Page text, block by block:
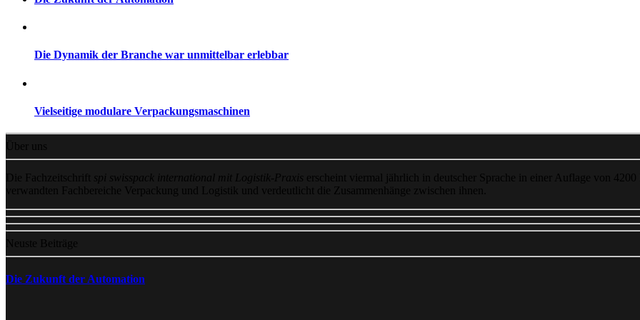
Die Dynamik der Branche war unmittelbar erlebbar
Vielseitige modulare Verpackungsmaschinen
Über uns
Die Fachzeitschrift spi swisspack international mit Logistik-Praxis erscheint viermal jährlich in deutscher Sprache in einer Auflage von
verwandten Fachbereiche Verpackung und Logistik und verdeutlicht die Zusammenhänge zwischen ihnen.
Neuste Beiträge
Die Zukunft der Automation